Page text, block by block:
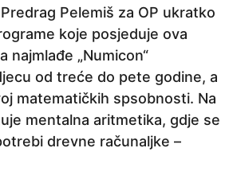
Predrag Pelemiš za OP ukratko
koje posjeduje ova
najmlađe „Numicon“
od treće do pete godine, a
matematičkih spsobnosti. Na
mentalna aritmetika, gdje se
drevne računaljke –